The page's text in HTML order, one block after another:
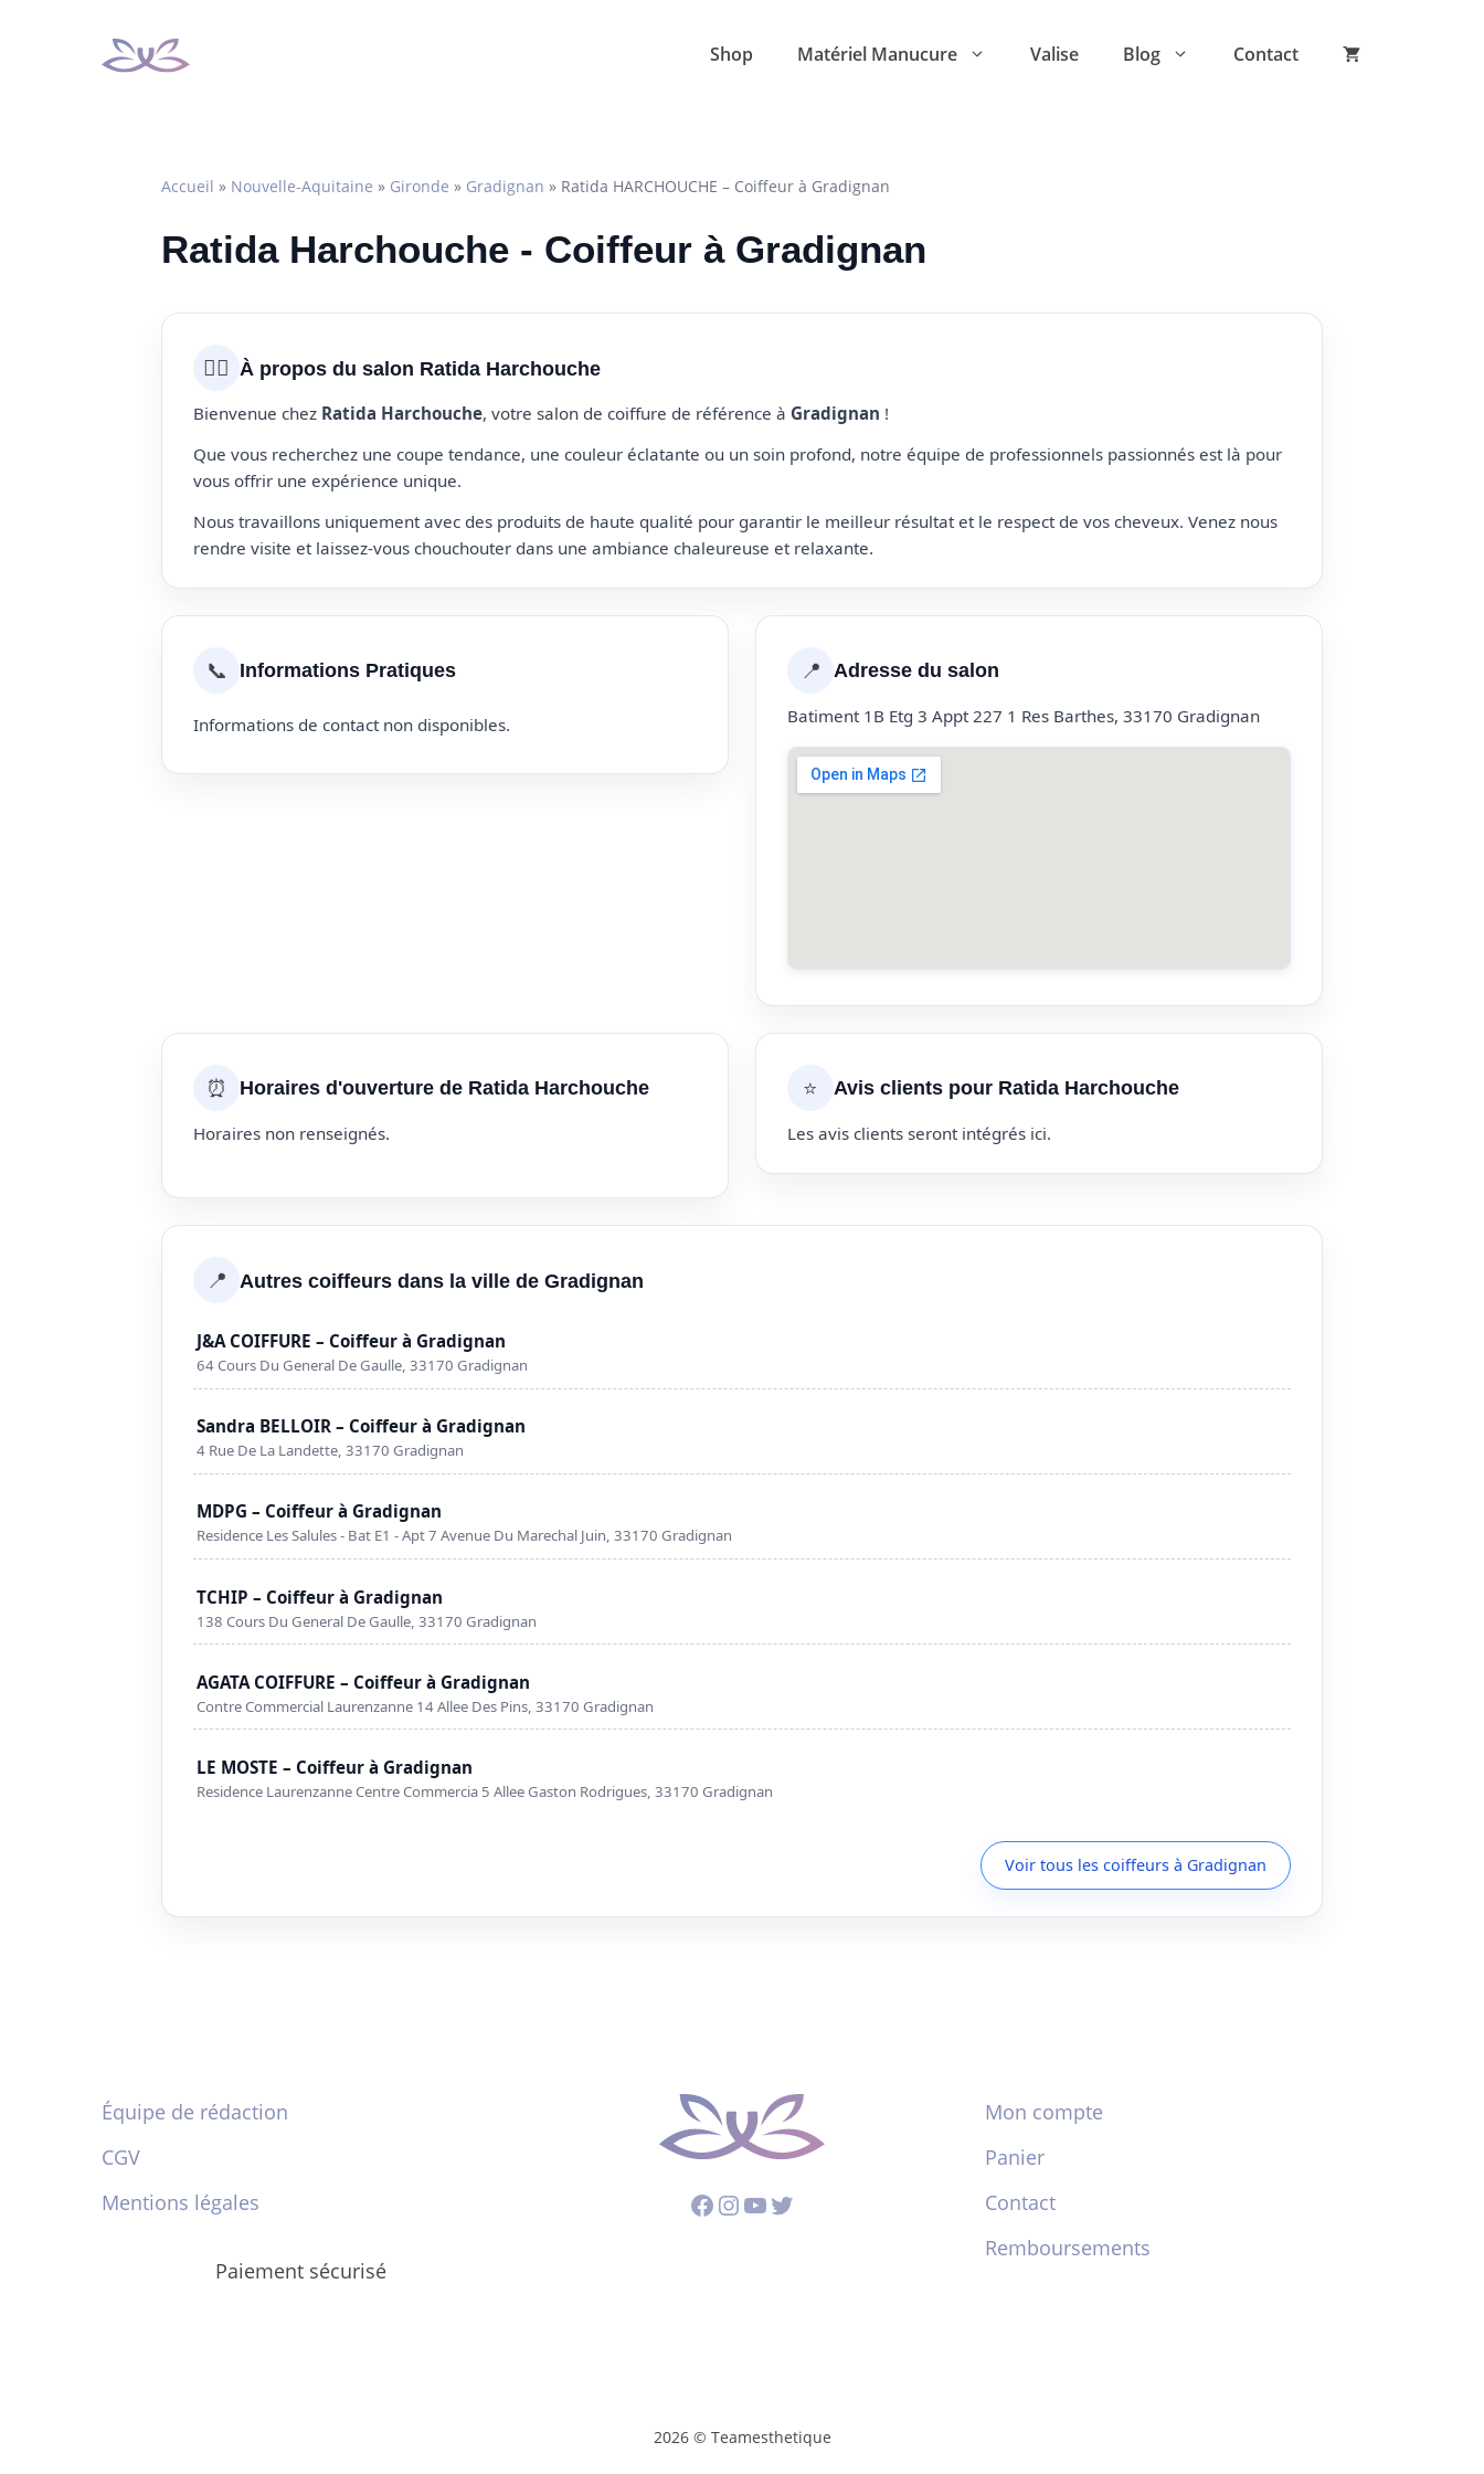
Shop Matériel Manucure Valise Blog Contact
Accueil » Nouvelle-Aquitaine » Gironde » Gradignan » Ratida HARCHOUCHE – Coiffeur à Gradignan
Ratida Harchouche - Coiffeur à Gradignan
💇‍♀️ À propos du salon Ratida Harchouche
Bienvenue chez Ratida Harchouche, votre salon de coiffure de référence à Gradignan !
Que vous recherchez une coupe tendance, une couleur éclatante ou un soin profond, notre équipe de professionnels passionnés est là pour
vous offrir une expérience unique.
Nous travaillons uniquement avec des produits de haute qualité pour garantir le meilleur résultat et le respect de vos cheveux. Venez nous
rendre visite et laissez-vous chouchouter dans une ambiance chaleureuse et relaxante.
📞 Informations Pratiques
Informations de contact non disponibles.
📍 Adresse du salon
Batiment 1B Etg 3 Appt 227 1 Res Barthes, 33170 Gradignan
⏰ Horaires d'ouverture de Ratida Harchouche
Horaires non renseignés.
⭐ Avis clients pour Ratida Harchouche
Les avis clients seront intégrés ici.
📍 Autres coiffeurs dans la ville de Gradignan
J&A COIFFURE – Coiffeur à Gradignan
64 Cours Du General De Gaulle, 33170 Gradignan
Sandra BELLOIR – Coiffeur à Gradignan
4 Rue De La Landette, 33170 Gradignan
MDPG – Coiffeur à Gradignan
Residence Les Salules - Bat E1 - Apt 7 Avenue Du Marechal Juin, 33170 Gradignan
TCHIP – Coiffeur à Gradignan
138 Cours Du General De Gaulle, 33170 Gradignan
AGATA COIFFURE – Coiffeur à Gradignan
Contre Commercial Laurenzanne 14 Allee Des Pins, 33170 Gradignan
LE MOSTE – Coiffeur à Gradignan
Residence Laurenzanne Centre Commercia 5 Allee Gaston Rodrigues, 33170 Gradignan
Voir tous les coiffeurs à Gradignan
Équipe de rédaction
CGV
Mentions légales
Paiement sécurisé
Facebook
Instagram
YouTube
Twitter
Mon compte
Panier
Contact
Remboursements
2026 © Teamesthetique